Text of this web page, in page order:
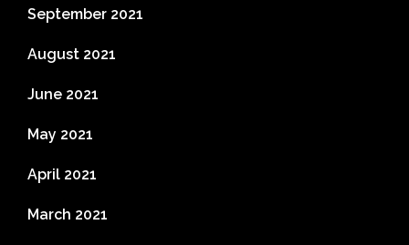
September 2021
August 2021
June 2021
May 2021
April 2021
March 2021